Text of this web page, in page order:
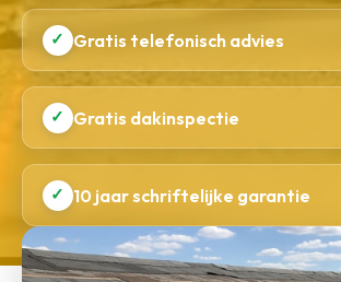
✓ Gratis telefonisch advies
✓ Gratis dakinspectie
✓ 10 jaar schriftelijke garantie